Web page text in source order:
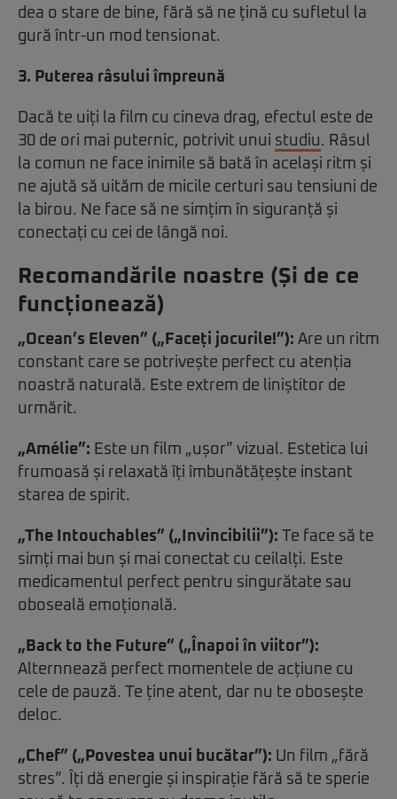
dea o stare de bine, fără să ne țină cu sufletul la
gură într-un mod tensionat.
3. Puterea râsului împreună
Dacă te uiți la film cu cineva drag, efectul este de
30 de ori mai puternic, potrivit unui studiu. Râsul
la comun ne face inimile să bată în același ritm și
ne ajută să uităm de micile certuri sau tensiuni de
la birou. Ne face să ne simțim în siguranță și
conectați cu cei de lângă noi.
Recomandările noastre (Și de ce
funcționează)
„Ocean’s Eleven” („Faceți jocurile!”): Are un ritm
constant care se potrivește perfect cu atenția
noastră naturală. Este extrem de liniștitor de
urmărit.
„Amélie”: Este un film „ușor” vizual. Estetica lui
frumoasă și relaxată îți îmbunătățește instant
starea de spirit.
„The Intouchables” („Invincibilii”): Te face să te
simți mai bun și mai conectat cu ceilalți. Este
medicamentul perfect pentru singurătate sau
oboseală emoțională.
„Back to the Future” („Înapoi în viitor”):
Alternnează perfect momentele de acțiune cu
cele de pauză. Te ține atent, dar nu te obosește
deloc.
„Chef” („Povestea unui bucătar”): Un film „fără
stres”. Îți dă energie și inspirație fără să te sperie